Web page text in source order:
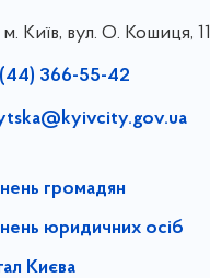
Київ, вул. О. Кошиця, 11
366-55-42
громадян
юридичних осіб
Києва